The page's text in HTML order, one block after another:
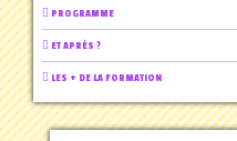
PROGRAMME
ET APRÈS ?
LES + DE LA FORMATION